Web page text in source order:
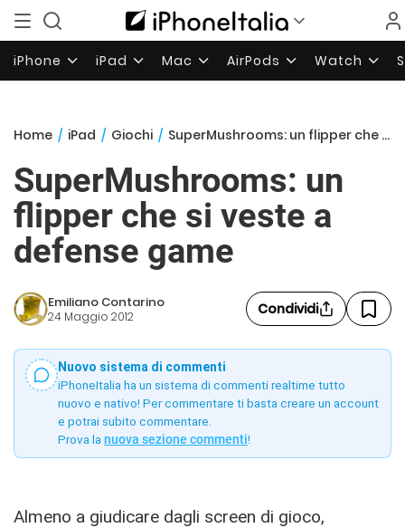
iPhone iPad Mac AirPods Watch
Home / iPad / Giochi / SuperMushrooms: un flipper che si veste a defense game
SuperMushrooms: un
flipper che si veste a
defense game
Emiliano Contarino
24 Maggio 2012 Condividi
Nuovo sistema di commenti
iPhoneItalia ha un sistema di commenti realtime tutto
nuovo e nativo! Per commentare ti basta creare un account
e potrai subito commentare.
Prova la nuova sezione commenti!
Almeno a giudicare dagli screen di gioco,